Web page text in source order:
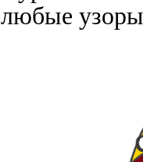
любые узоры